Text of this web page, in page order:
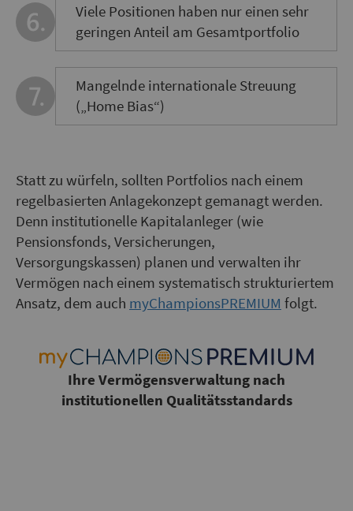
Viele Positionen haben nur einen sehr
geringen Anteil am Gesamtportfolio
Mangelnde internationale Streuung
(„Home Bias“)
Statt zu würfeln, sollten Portfolios nach einem
regelbasierten Anlagekonzept gemanagt werden.
Denn institutionelle Kapitalanleger (wie
Pensionsfonds, Versicherungen,
Versorgungskassen) planen und verwalten ihr
Vermögen nach einem systematisch strukturiertem
Ansatz, dem auch myChampionsPREMIUM folgt.
Ihre Vermögensverwaltung nach
institutionellen Qualitätsstandards